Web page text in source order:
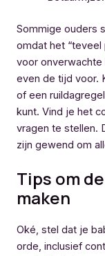
Sommige ouders
omdat het
voor
even de tijd voor.
of een
kunt. Vind je het
vragen te stellen.
zijn gewend om
Tips om
maken
Oké, stel dat je
orde, inclusief